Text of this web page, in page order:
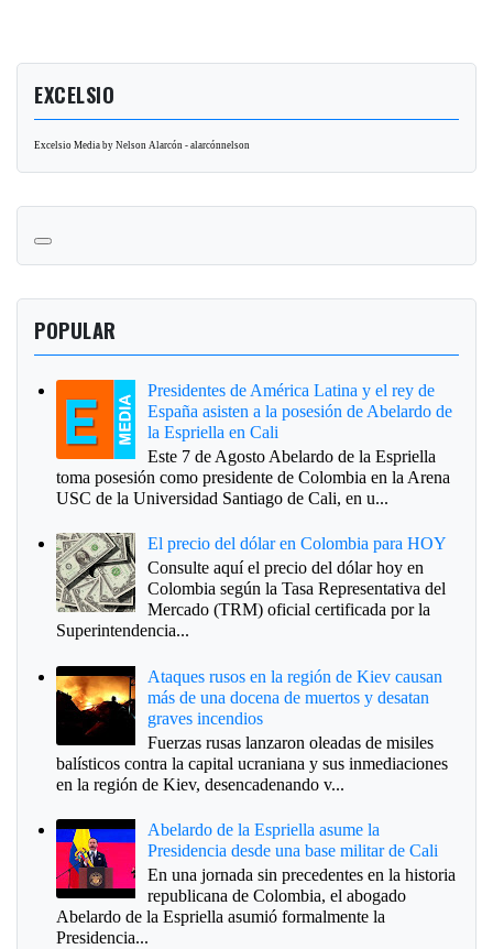
EXCELSIO
Excelsio Media by Nelson Alarcón - alarcónnelson
POPULAR
Presidentes de América Latina y el rey de
España asisten a la posesión de Abelardo de
la Espriella en Cali
Este 7 de Agosto Abelardo de la Espriella
toma posesión como presidente de Colombia en la Arena
USC de la Universidad Santiago de Cali, en u...
El precio del dólar en Colombia para HOY
Consulte aquí el precio del dólar hoy en
Colombia según la Tasa Representativa del
Mercado (TRM) oficial certificada por la
Superintendencia...
Ataques rusos en la región de Kiev causan
más de una docena de muertos y desatan
graves incendios
Fuerzas rusas lanzaron oleadas de misiles
balísticos contra la capital ucraniana y sus inmediaciones
en la región de Kiev, desencadenando v...
Abelardo de la Espriella asume la
Presidencia desde una base militar de Cali
En una jornada sin precedentes en la historia
republicana de Colombia, el abogado
Abelardo de la Espriella asumió formalmente la
Presidencia...